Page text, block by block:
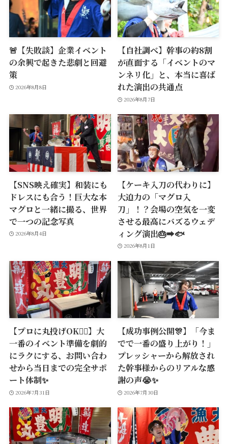
🚨【失敗談】企業イベント
の余興で起きた悲劇と回避
策
2026年8月8日
【自社調べ】幹事の約8割
が直面する「イベントのマ
ンネリ化」と、本当に喜ば
れた演出の共通点
2026年8月7日
【SNS映え確実】和装にも
ドレスにも合う！巨大な本
マグロと一緒に撮る、世界
で一つの記念写真
2026年8月4日
【ケーキ入刀の代わりに】
大迫力の「マグロ入
刀」！？会場の空気を一変
させる最高にバズるウェデ
ィング演出🎂➡️🐟
2026年8月1日
【プロに丸投げOK🙆‍♂️】大
一番のイベント準備を劇的
にラクにする、お問い合わ
せから当日までの完全サポ
ート体制✨
2026年7月31日
【成功事例公開🎊】「今ま
でで一番の盛り上がり！」
プレッシャーから解放され
た幹事様からのリアルな感
謝の声😭✨
2026年7月30日